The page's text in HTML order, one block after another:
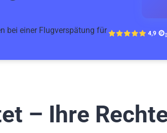
bei einer Flugverspätung für
– Ihre